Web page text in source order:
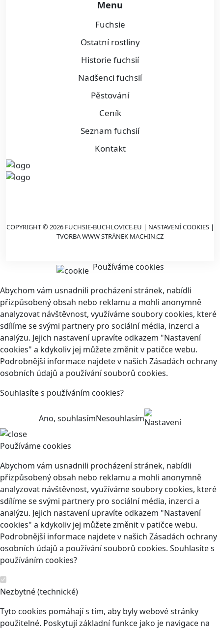
Menu
Fuchsie
Ostatní rostliny
Historie fuchsií
Nadšenci fuchsií
Pěstování
Ceník
Seznam fuchsií
Kontakt
COPYRIGHT © 2026 FUCHSIE-BUCHLOVICE.EU | NASTAVENÍ COOKIES|
TVORBA WWW STRÁNEK MACHIN.CZ
Používáme cookies
Abychom vám usnadnili procházení stránek, nabídli
přizpůsobený obsah nebo reklamu a mohli anonymně
analyzovat návštěvnost, využíváme soubory cookies, které
sdílíme se svými partnery pro sociální média, inzerci a
analýzu. Jejich nastavení upravíte odkazem "Nastavení
cookies" a kdykoliv jej můžete změnit v patičce webu.
Podrobnější informace najdete v našich Zásadách ochrany
osobních údajů a používání souborů cookies.
Souhlasíte s používáním cookies?
Ano, souhlasímNesouhlasímNastavení
Používáme cookies
Abychom vám usnadnili procházení stránek, nabídli
přizpůsobený obsah nebo reklamu a mohli anonymně
analyzovat návštěvnost, využíváme soubory cookies, které
sdílíme se svými partnery pro sociální média, inzerci a
analýzu. Jejich nastavení upravíte odkazem "Nastavení
cookies" a kdykoliv jej můžete změnit v patičce webu.
Podrobnější informace najdete v našich Zásadách ochrany
osobních údajů a používání souborů cookies. Souhlasíte s
používáním cookies?
Nezbytné (technické)
Tyto cookies pomáhají s tím, aby byly webové stránky
použitelné. Poskytují základní funkce jako je navigace na